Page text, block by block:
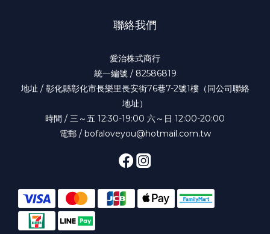
聯絡我們
愛治株式商行
統一編號 / 82586819
地址 / 彰化縣彰化市長樂里長安街76巷7-2號1樓（同公司聯絡
地址）
時間 / 三～五 12:30-19:00 六～日 12:00-20:00
電郵 / bofaloveyou@hotmail.com.tw